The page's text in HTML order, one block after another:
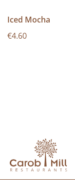
Iced Mocha
€4.60